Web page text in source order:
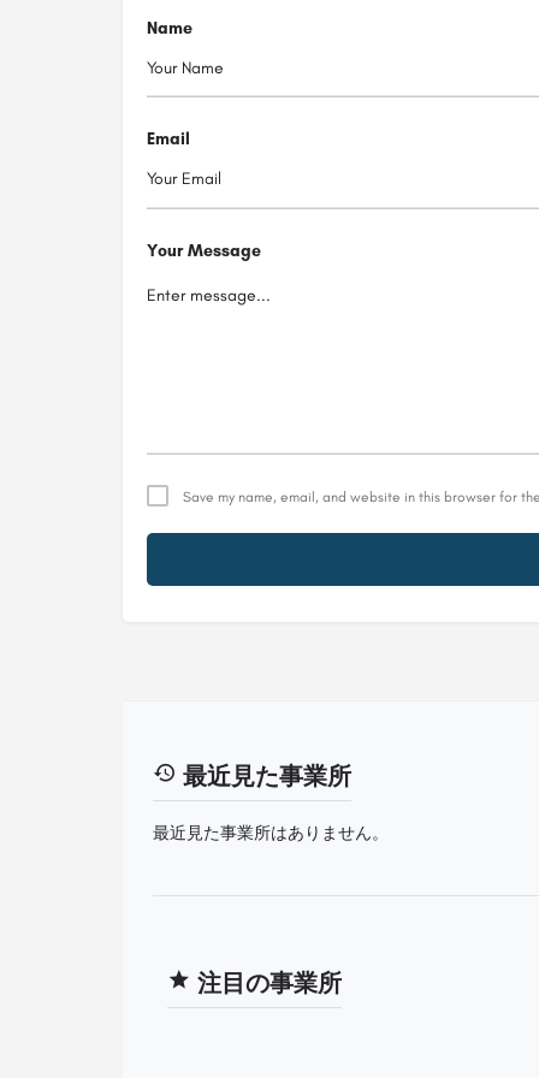
Name
Email
Your Message
Save my name, email, and website in this browser for
最近見た事業所
最近見た事業所はありません。
注目の事業所